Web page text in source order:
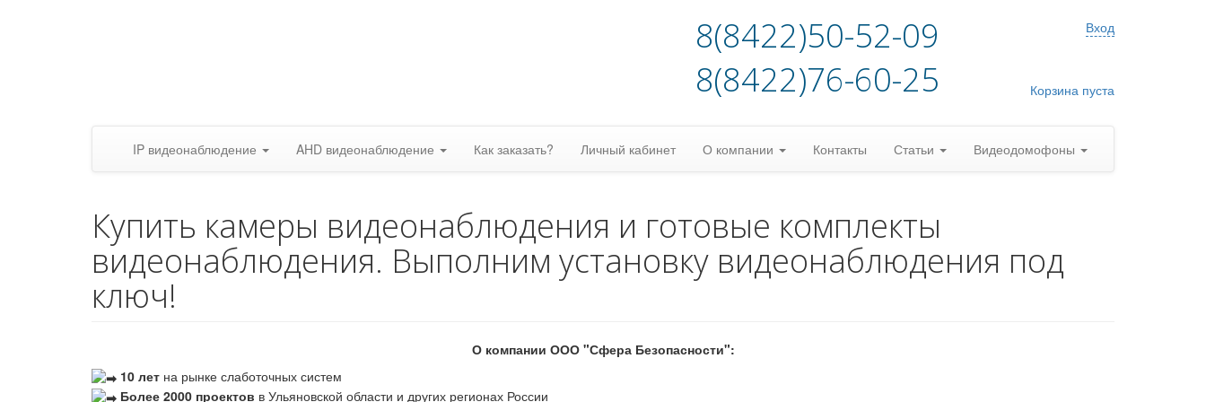
8(8422)50-52-09
8(8422)76-60-25
Вход
Корзина пуста
IP видеонаблюдение AHD видеонаблюдение Как заказать? Личный кабинет О компании Контакты Статьи Видеодомофоны
Купить камеры видеонаблюдения и готовые комплекты
видеонаблюдения. Выполним установку видеонаблюдения под
ключ!
О компании ООО "Сфера Безопасности":
10 лет на рынке слаботочных систем
Более 2000 проектов в Ульяновской области и других регионах России